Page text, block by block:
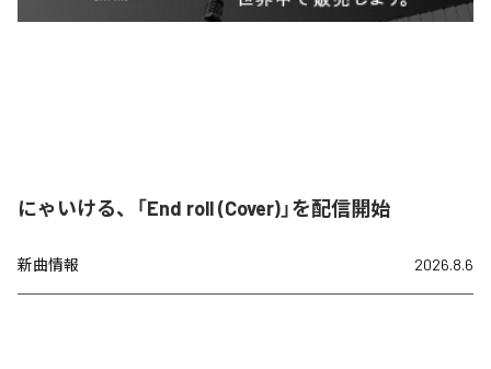
にゃいける、「End roll (Cover)」を配信開始
新曲情報 2026.8.6